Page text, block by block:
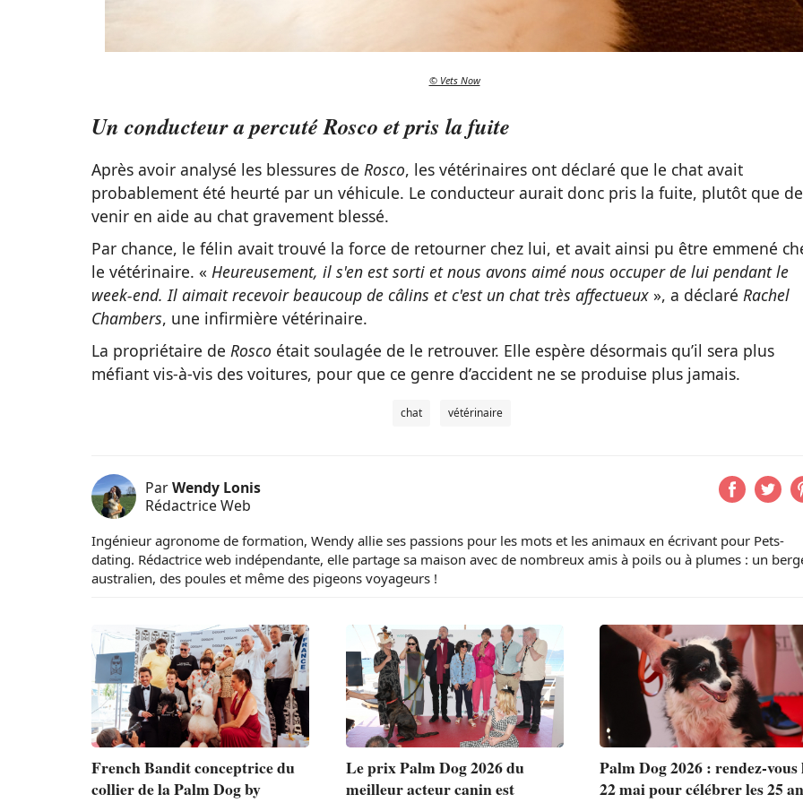
© Vets Now
Un conducteur a percuté Rosco et pris la fuite
Après avoir analysé les blessures de Rosco, les vétérinaires ont déclaré que le chat avait
probablement été heurté par un véhicule. Le conducteur aurait donc pris la fuite, plutôt que de
venir en aide au chat gravement blessé.
Par chance, le félin avait trouvé la force de retourner chez lui, et avait ainsi pu être emmené
le vétérinaire. « Heureusement, il s'en est sorti et nous avons aimé nous occuper de lui pendant le
week-end. Il aimait recevoir beaucoup de câlins et c'est un chat très affectueux », a déclaré Rachel
Chambers, une infirmière vétérinaire.
La propriétaire de Rosco était soulagée de le retrouver. Elle espère désormais qu’il sera plus
méfiant vis-à-vis des voitures, pour que ce genre d’accident ne se produise plus jamais.
chat vétérinaire
ParWendy Lonis
Rédactrice Web
Ingénieur agronome de formation, Wendy allie ses passions pour les mots et les animaux en écrivant pour Pets-
dating. Rédactrice web indépendante, elle partage sa maison avec de nombreux amis à poils ou à plumes : un
australien, des poules et même des pigeons voyageurs !
French Bandit conceptrice du
collier de la Palm Dog by
Le prix Palm Dog 2026 du
meilleur acteur canin est
Palm Dog 2026 : rendez-vous
22 mai pour célébrer les 25